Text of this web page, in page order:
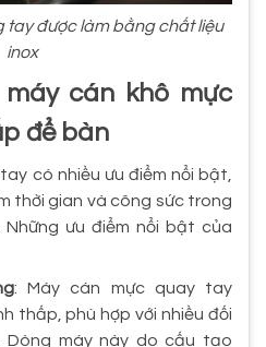
tay được làm bằng chất liệu
inox
máy cán khô mực
để bàn
có nhiều ưu điểm nổi bật,
thời gian và công sức trong
ưu điểm nổi bật của
: Máy cán mực quay tay
thấp, phù hợp với nhiều đối
Dòng máy này do cấu tạo